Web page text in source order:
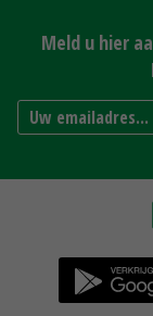
Meld u hier